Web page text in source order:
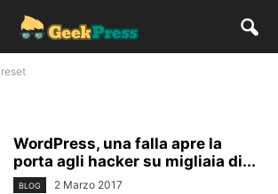
WordPress, una falla apre la
porta agli hacker su migliaia di...
BLOG 2 Marzo 2017